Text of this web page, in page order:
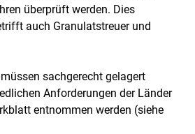
überprüft werden. Dies
auch Granulatstreuer und
sachgerecht gelagert
Anforderungen der Länder
entnommen werden (siehe